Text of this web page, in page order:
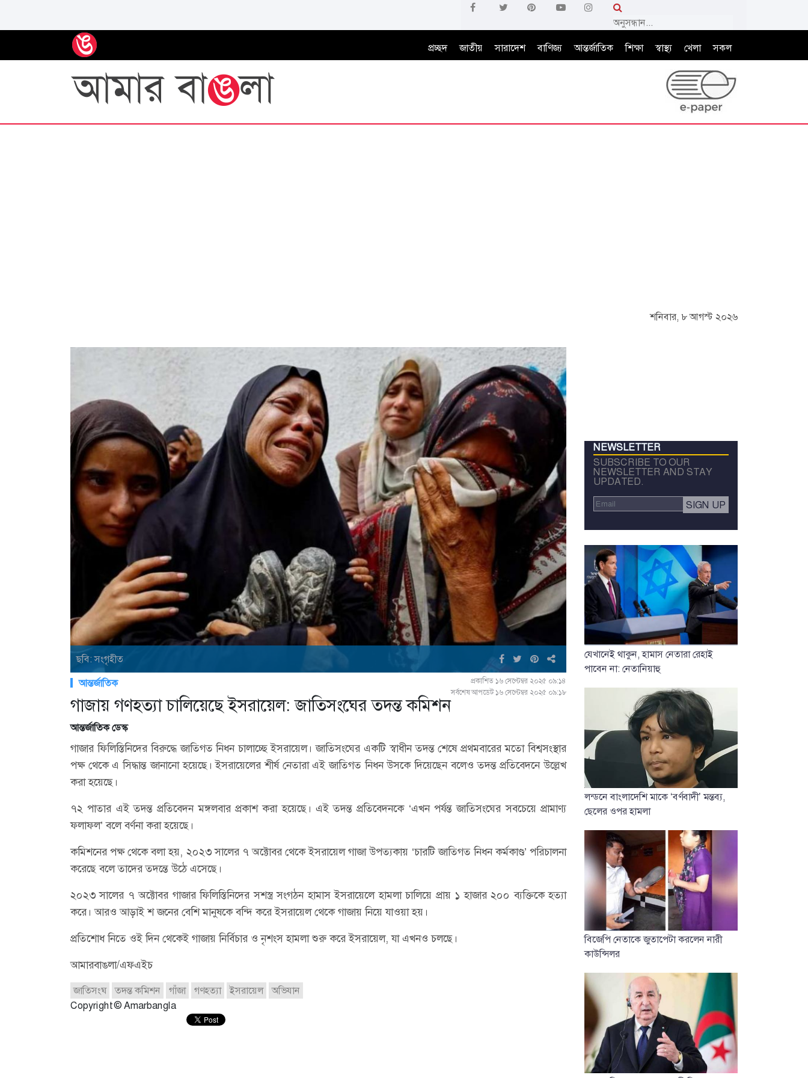
প্রচ্ছদ জাতীয় সারাদেশ বাণিজ্য আন্তর্জাতিক শিক্ষা স্বাস্থ্য খেলা সকল
শনিবার, ৮ আগস্ট ২০২৬
ছবি: সংগৃহীত
আন্তর্জাতিক
প্রকাশিত ১৬ সেপ্টেম্বর ২০২৫ ০৯:১৪
সর্বশেষ আপডেট ১৬ সেপ্টেম্বর ২০২৫ ০৯:১৮
গাজায় গণহত্যা চালিয়েছে ইসরায়েল: জাতিসংঘের তদন্ত কমিশন
আন্তর্জাতিক ডেস্ক
গাজার ফিলিস্তিনিদের বিরুদ্ধে জাতিগত নিধন চালাচ্ছে ইসরায়েল। জাতিসংঘের একটি স্বাধীন তদন্ত শেষে প্রথমবারের মতো বিশ্বসংস্থার
পক্ষ থেকে এ সিদ্ধান্ত জানানো হয়েছে। ইসরায়েলের শীর্ষ নেতারা এই জাতিগত নিধন উসকে দিয়েছেন বলেও তদন্ত প্রতিবেদনে উল্লেখ
করা হয়েছে।
৭২ পাতার এই তদন্ত প্রতিবেদন মঙ্গলবার প্রকাশ করা হয়েছে। এই তদন্ত প্রতিবেদনকে ‘এখন পর্যন্ত জাতিসংঘের সবচেয়ে প্রামাণ্য
ফলাফল’ বলে বর্ণনা করা হয়েছে।
কমিশনের পক্ষ থেকে বলা হয়, ২০২৩ সালের ৭ অক্টোবর থেকে ইসরায়েল গাজা উপত্যকায় ‘চারটি জাতিগত নিধন কর্মকাণ্ড’ পরিচালনা
করেছে বলে তাদের তদন্তে উঠে এসেছে।
২০২৩ সালের ৭ অক্টোবর গাজার ফিলিস্তিনিদের সশস্ত্র সংগঠন হামাস ইসরায়েলে হামলা চালিয়ে প্রায় ১ হাজার ২০০ ব্যক্তিকে হত্যা
করে। আরও আড়াই শ জনের বেশি মানুষকে বন্দি করে ইসরায়েল থেকে গাজায় নিয়ে যাওয়া হয়।
প্রতিশোধ নিতে ওই দিন থেকেই গাজায় নির্বিচার ও নৃশংস হামলা শুরু করে ইসরায়েল, যা এখনও চলছে।
আমারবাঙলা/এফএইচ
জাতিসংঘ তদন্ত কমিশন গাঁজা গণহত্যা ইসরায়েল
অভিযান
Copyright © Amarbangla
NEWSLETTER
SUBSCRIBE TO OUR
NEWSLETTER AND STAY
UPDATED.
যেখানেই থাকুন, হামাস নেতারা রেহাই
পাবেন না: নেতানিয়াহু
লন্ডনে বাংলাদেশি মাকে ‘বর্ণবাদী’ মন্তব্য,
ছেলের ওপর হামলা
বিজেপি নেতাকে জুতাপেটা করলেন নারী
কাউন্সিলর